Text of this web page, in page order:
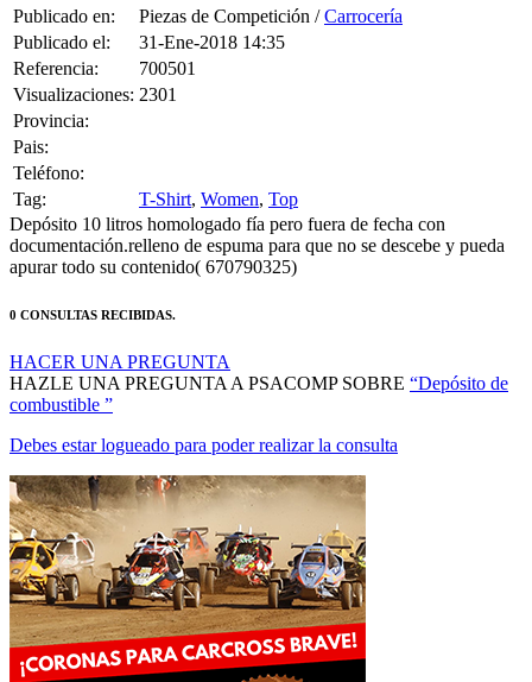
Publicado el:
31-Ene-2018 14:35
Referencia:
700501
Visualizaciones:
2301
Provincia:
Pais:
Teléfono:
Tag:
Depósito 10 litros homologado fía pero fuera de fecha con
documentación.relleno de espuma para que no se descebe y pueda
apurar todo su contenido( 670790325)
HAZLE UNA PREGUNTA A PSACOMP SOBRE
combustible ”
Debes estar logueado para poder realizar la consulta